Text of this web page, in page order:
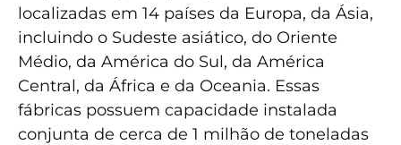
localizadas em 14 países da Europa, da Ásia,
incluindo o Sudeste asiático, do Oriente
Médio, da América do Sul, da América
Central, da África e da Oceania. Essas
fábricas possuem capacidade instalada
conjunta de cerca de 1 milhão de toneladas